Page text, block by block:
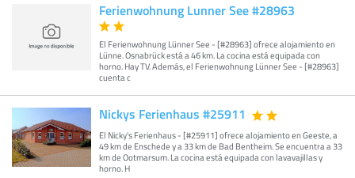
Ferienwohnung Lunner See #28963
El Ferienwohnung Lünner See - [#28963] ofrece alojamiento en
Lünne. Osnabrück está a 46 km. La cocina está equipada con
horno. Hay TV. Además, el Ferienwohnung Lünner See - [#28963]
cuenta c
Nickys Ferienhaus #25911
El Nicky's Ferienhaus - [#25911] ofrece alojamiento en Geeste, a
49 km de Enschede y a 33 km de Bad Bentheim. Se encuentra a 33
km de Ootmarsum. La cocina está equipada con lavavajillas y
horno. H